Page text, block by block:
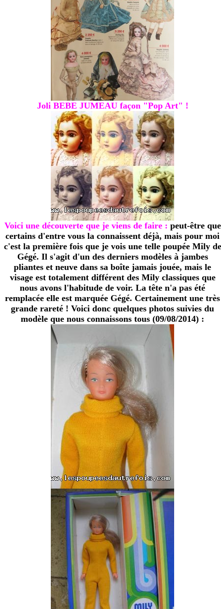
Joli BEBE JUMEAU façon "Pop Art" !
Voici une découverte que je viens de faire : peut-être que
certains d'entre vous la connaissent déjà, mais pour moi
c'est la première fois que je vois une telle poupée Mily de
Gégé. Il s'agit d'un des derniers modèles à jambes
pliantes et neuve dans sa boîte jamais jouée, mais le
visage est totalement différent des Mily classiques que
nous avons l'habitude de voir. La tête n'a pas été
remplacée elle est marquée Gégé. Certainement une très
grande rareté ! Voici donc quelques photos suivies du
modèle que nous connaissons tous (09/08/2014) :